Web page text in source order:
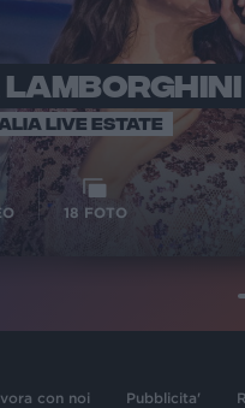
LIVE ESTATE
18 FOTO
con noi Pubblicita'